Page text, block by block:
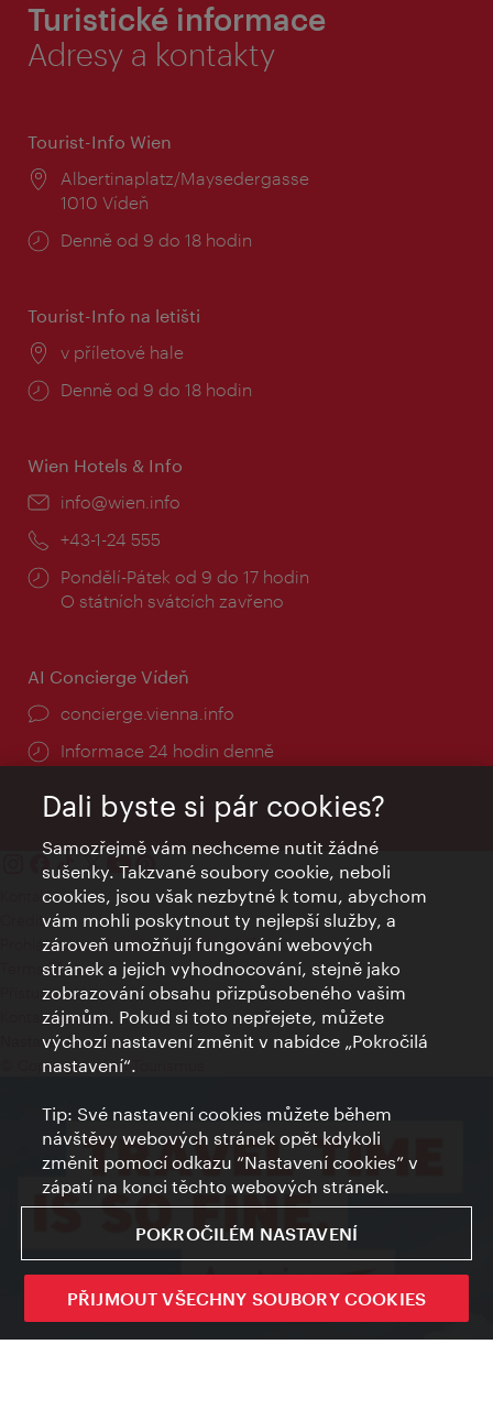
Turistické informace
Adresy a kontakty
Tourist-Info Wien
Místo:
Albertinaplatz/Maysedergasse
1010 Vídeň
Provozní
Denně od 9 do 18 hodin
Tourist-Info na letišti
Místo:
v příletové hale
Provozní
Denně od 9 do 18 hodin
Wien Hotels & Info
E-
info@wien.info
Telefon:
+43-1-24 555
Provozní
doba:
Pondělí-Pátek od 9 do 17 hodin
O státních svátcích zavřeno
AI Concierge Vídeň
concierge.vienna.info
Informace 24 hodin denně
Kontakty
Credits
Prohlášení o ochraně osobních údajů
Terms of Use
Přístupnost
Kontakt pro tisk
Nastavení cookies
© Copyright Wien Tourismus
Dali byste si pár cookies?
Samozřejmě vám nechceme nutit žádné
sušenky. Takzvané soubory cookie, neboli
cookies, jsou však nezbytné k tomu, abychom
vám mohli poskytnout ty nejlepší služby, a
zároveň umožňují fungování webových
stránek a jejich vyhodnocování, stejně jako
zobrazování obsahu přizpůsobeného vašim
zájmům. Pokud si toto nepřejete, můžete
výchozí nastavení změnit v nabídce „Pokročilá
nastavení“.
Tip: Své nastavení cookies můžete během
návštěvy webových stránek opět kdykoli
změnit pomocí odkazu “Nastavení cookies” v
zápatí na konci těchto webových stránek.
POKROČILÉM NASTAVENÍ
PŘIJMOUT VŠECHNY SOUBORY COOKIES